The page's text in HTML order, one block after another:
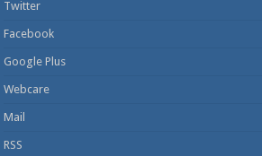
Twitter
Facebook
Google Plus
Webcare
Mail
RSS